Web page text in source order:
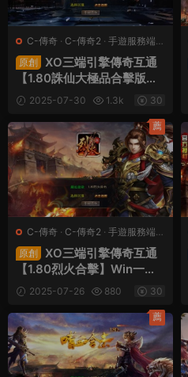
C-傳奇 · C-傳奇2 · 手遊服務端·
端遊服務端
原創
XO三端引擎傳奇互通
【1.80誅仙大極品合擊版】
Win一鍵服務端+PC安卓蘋
果三端+加密工具+視頻架設
教程
2025-07-30 1.3k 30
C-傳奇 · C-傳奇2 · 手遊服務端·
端遊服務端
原創
XO三端引擎傳奇互通
【1.80烈火合擊】Win一鍵
服務端+PC安卓蘋果三端
+加密工具+視頻架設教程
2025-07-26 880 30
薦
薦